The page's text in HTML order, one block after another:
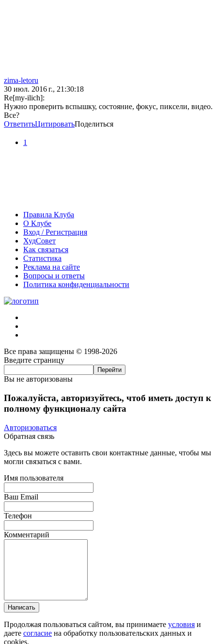
zima-letoru
30 июл. 2016 г., 21:30:18
Re[my-ilich]:
Нужно проверить вспышку, состояние, фокус, пиксели, видео.
Все?
ОтветитьЦитироватьПоделиться
1
Правила Клуба
О Клубе
Вход / Регистрация
ХудСовет
Как связаться
Статистика
Реклама на сайте
Вопросы и ответы
Политика конфиденциальности
Все права защищены © 1998-2026
Введите страницу
Вы не авторизованы
Пожалуйста, авторизуйтесь, чтоб иметь доступ к
полному функционалу сайта
Авторизоваться
Обратная связь
Здесь вы можете оставить свои контактные данные, чтобы мы
могли связаться с вами.
Имя пользователя
Ваш Email
Телефон
Комментарий
Написать
Продолжая пользоваться сайтом, вы принимаете условия и
даете согласие на обработку пользовательских данных и
cookies.